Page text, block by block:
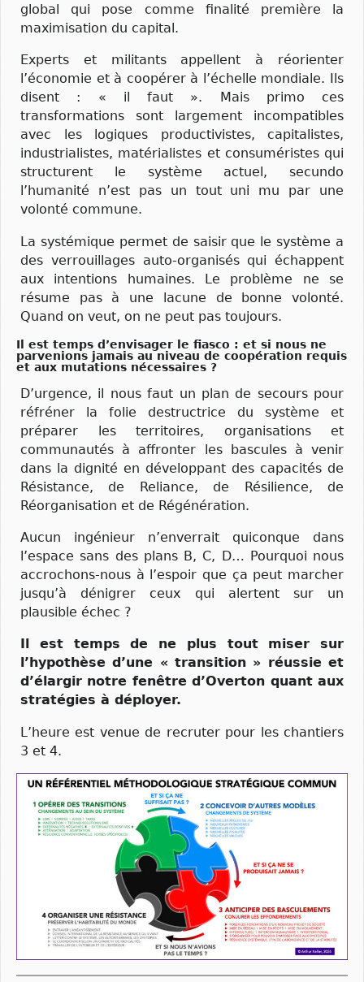
global qui pose comme finalité première la
maximisation du capital.
Experts et militants appellent à réorienter
l’économie et à coopérer à l’échelle mondiale. Ils
disent : « il faut ». Mais primo ces
transformations sont largement incompatibles
avec les logiques productivistes, capitalistes,
industrialistes, matérialistes et consuméristes qui
structurent le système actuel, secundo
l’humanité n’est pas un tout uni mu par une
volonté commune.
La systémique permet de saisir que le système a
des verrouillages auto-organisés qui échappent
aux intentions humaines. Le problème ne se
résume pas à une lacune de bonne volonté.
Quand on veut, on ne peut pas toujours.
Il est temps d’envisager le fiasco : et si nous ne
parvenions jamais au niveau de coopération requis
et aux mutations nécessaires ?
D’urgence, il nous faut un plan de secours pour
réfréner la folie destructrice du système et
préparer les territoires, organisations et
communautés à affronter les bascules à venir
dans la dignité en développant des capacités de
Résistance, de Reliance, de Résilience, de
Réorganisation et de Régénération.
Aucun ingénieur n’enverrait quiconque dans
l’espace sans des plans B, C, D… Pourquoi nous
accrochons-nous à l’espoir que ça peut marcher
jusqu’à dénigrer ceux qui alertent sur un
plausible échec ?
Il est temps de ne plus tout miser sur
l’hypothèse d’une « transition » réussie et
d’élargir notre fenêtre d’Overton quant aux
stratégies à déployer.
L’heure est venue de recruter pour les chantiers
3 et 4.